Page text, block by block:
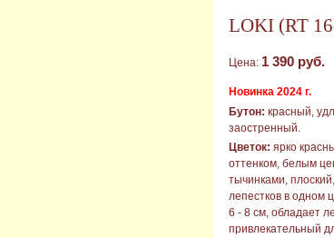
LOKI (RT
Цена: 1 390 руб.
Новинка 2024 г.
Бутон: красный,
заостренный.
Цветок: ярко
оттенком, белым
тычинками,
лепестков в одном
6 - 8 см, обладает
привлекательный